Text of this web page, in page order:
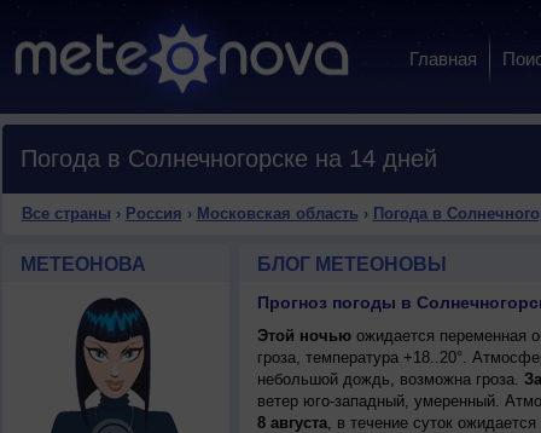
Главная
Погода в Солнечногорске на 14 дней
Все страны › Россия › Московская область › Погода в
МЕТЕОНОВА БЛОГ МЕТЕОНОВЫ
Прогноз погоды в
Этой ночьюожидается переменная
гроза, температура +18..20°.
небольшой дождь, возможна гроза.
ветер юго-западный, умеренный.
8 августа, в течение суток